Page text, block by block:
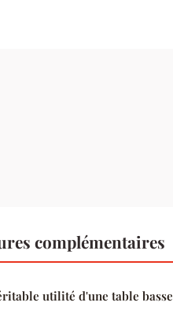
complémentaires
utilité d'une table basse